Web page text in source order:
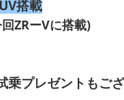
搭載
ZRーVに搭載)
乗プレゼントもご